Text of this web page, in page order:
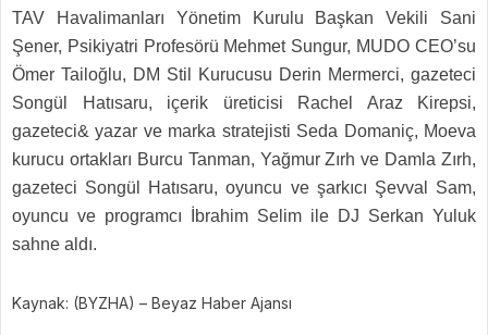
TAV Havalimanları Yönetim Kurulu Başkan Vekili Sani
Şener, Psikiyatri Profesörü Mehmet Sungur, MUDO CEO’su
Ömer Tailoğlu, DM Stil Kurucusu Derin Mermerci, gazeteci
Songül Hatısaru, içerik üreticisi Rachel Araz Kirepsi,
gazeteci& yazar ve marka stratejisti Seda Domaniç, Moeva
kurucu ortakları Burcu Tanman, Yağmur Zırh ve Damla Zırh,
gazeteci Songül Hatısaru, oyuncu ve şarkıcı Şevval Sam,
oyuncu ve programcı İbrahim Selim ile DJ Serkan Yuluk
sahne aldı.
Kaynak: (BYZHA) – Beyaz Haber Ajansı